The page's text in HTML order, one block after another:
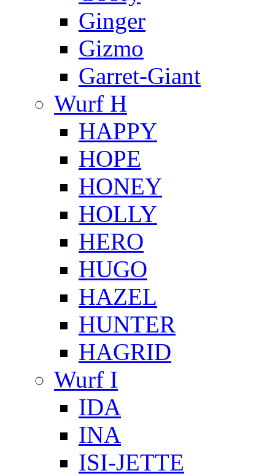
Ginger
Gizmo
Garret-Giant
Wurf H
HAPPY
HOPE
HONEY
HOLLY
HERO
HUGO
HAZEL
HUNTER
HAGRID
Wurf I
IDA
INA
ISI-JETTE